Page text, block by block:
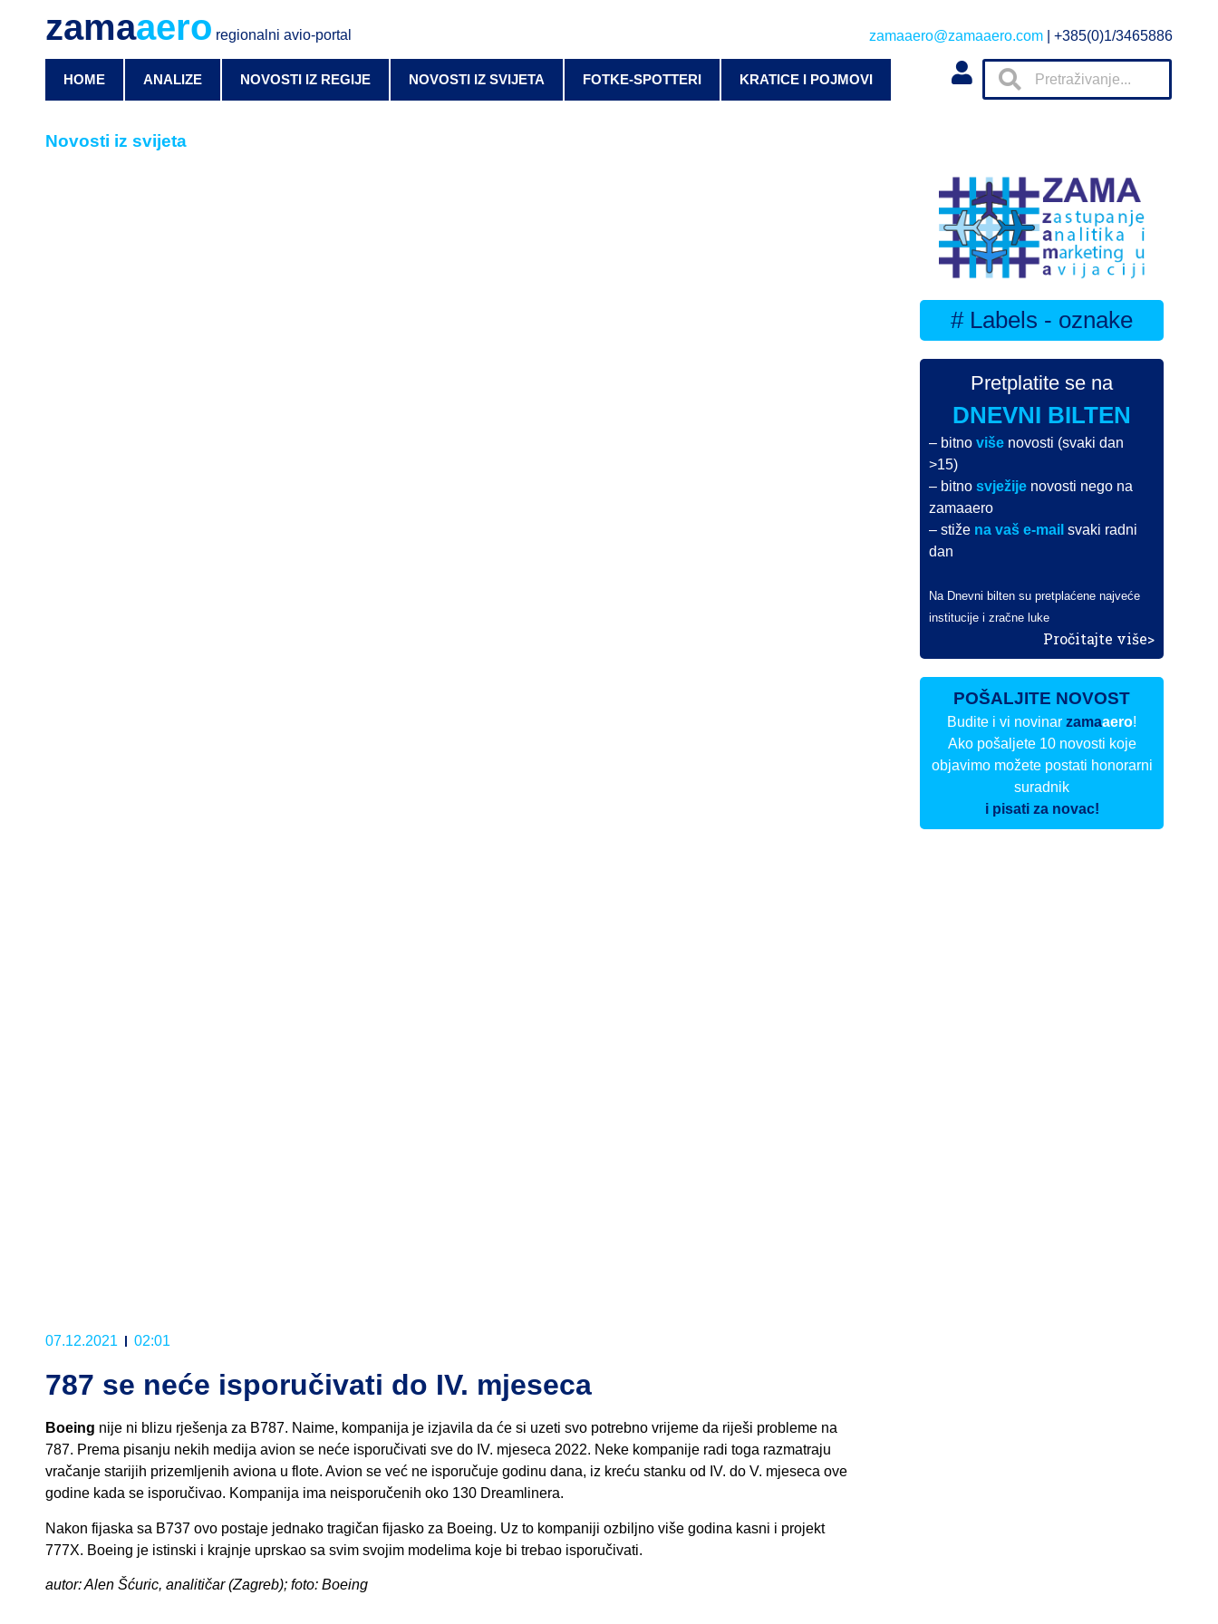
zamaaero regionalni avio-portal zamaaero@zamaaero.com | +385(0)1/3465886
HOME ANALIZE NOVOSTI IZ REGIJE NOVOSTI IZ SVIJETA FOTKE-SPOTTERI KRATICE I POJMOVI
Novosti iz svijeta
07.12.2021 02:01
787 se neće isporučivati do IV. mjeseca
Boeing nije ni blizu rješenja za B787. Naime, kompanija je izjavila da će si uzeti svo potrebno vrijeme da riješi probleme na
787. Prema pisanju nekih medija avion se neće isporučivati sve do IV. mjeseca 2022. Neke kompanije radi toga razmatraju
vračanje starijih prizemljenih aviona u flote. Avion se već ne isporučuje godinu dana, iz kreću stanku od IV. do V. mjeseca ove
godine kada se isporučivao. Kompanija ima neisporučenih oko 130 Dreamlinera.
Nakon fijaska sa B737 ovo postaje jednako tragičan fijasko za Boeing. Uz to kompaniji ozbiljno više godina kasni i projekt
777X. Boeing je istinski i krajnje uprskao sa svim svojim modelima koje bi trebao isporučivati.
autor: Alen Šćuric, analitičar (Zagreb); foto: Boeing
# Labels - oznake
Pretplatite se na
DNEVNI BILTEN
– bitnoviše novosti (svaki dan
>15)
– bitnosvježije novosti nego na
zamaaero
– stiže na vaš e-mail svaki radni
dan
Na Dnevni bilten su pretplaćene najveće
institucije i zračne luke
Pročitajte više>
POŠALJITE NOVOST
Budite i vi novinarzamaaero!
Ako pošaljete 10 novosti koje
objavimo možete postati honorarni
suradnik
i pisati za novac!